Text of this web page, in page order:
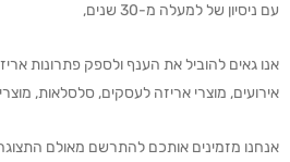
עם ניסיון של למעלה מ-30 שנים,
אנו גאים להוביל את הענף ולספק פתרונות
אירועים, מוצרי אריזה לעסקים, סלסלאות,
אנחנו מזמינים אותכם להתרשם מאולם